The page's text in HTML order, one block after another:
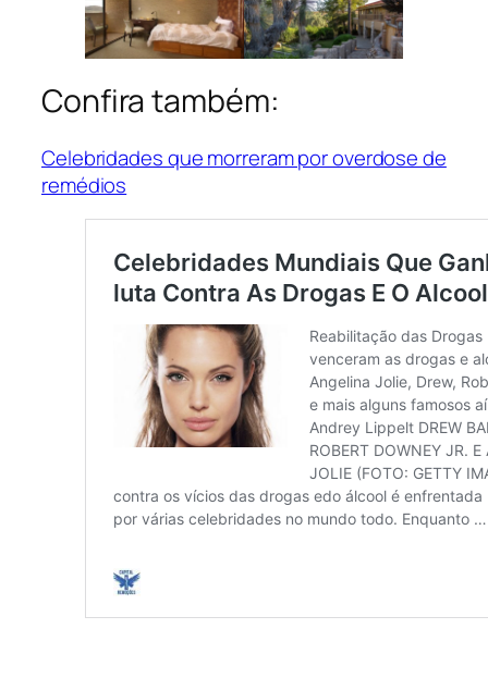
Confira também:
Celebridades que morreram por overdose de
remédios